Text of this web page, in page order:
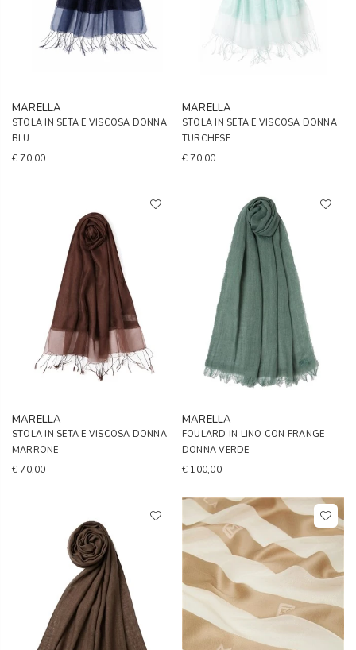
MARELLA
STOLA IN SETA E VISCOSA DONNA
BLU
€ 70,00
MARELLA
STOLA IN SETA E VISCOSA DONNA
TURCHESE
€ 70,00
MARELLA
STOLA IN SETA E VISCOSA DONNA
MARRONE
€ 70,00
MARELLA
FOULARD IN LINO CON FRANGE
DONNA VERDE
€ 100,00